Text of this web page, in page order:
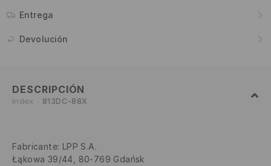
Entrega
Devolución
DESCRIPCIÓN
Index 813DC-88X
Fabricante: LPP S.A.
Łąkowa 39/44, 80-769 Gdańsk